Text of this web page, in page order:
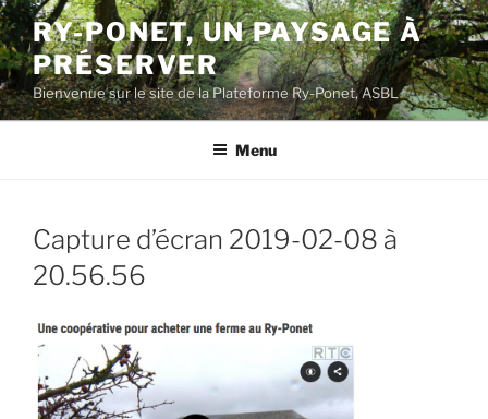
Aller
au
contenu
principal
RY-PONET, UN PAYSAGE À
PRÉSERVER
Bienvenue sur le site de la Plateforme Ry-Ponet, ASBL
Menu
Capture d’écran 2019-02-08 à
20.56.56